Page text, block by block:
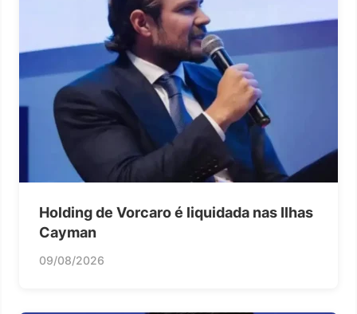
Holding de Vorcaro é liquidada nas Ilhas
Cayman
09/08/2026